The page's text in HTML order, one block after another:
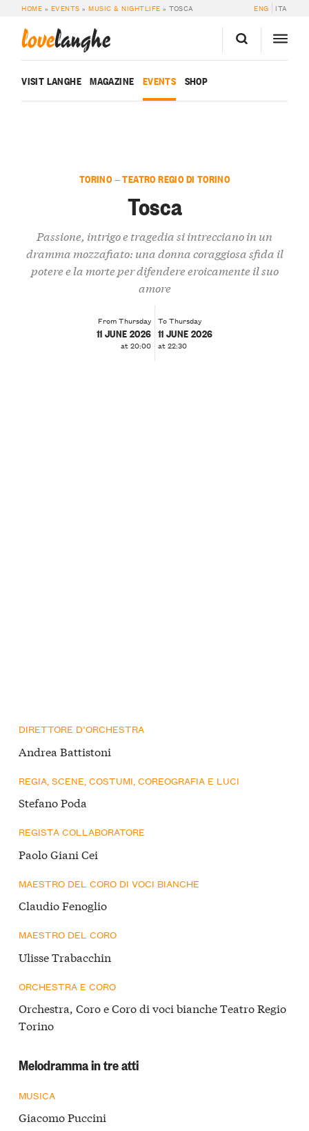
HOME » EVENTS »MUSIC & NIGHTLIFE »TOSCA ENG ITA
lovelanghe
VISIT LANGHE MAGAZINE EVENTS SHOP
TORINO — TEATRO REGIO DI TORINO
Tosca
Passione, intrigo e tragedia si intrecciano in un
dramma mozzafiato: una donna coraggiosa sfida il
potere e la morte per difendere eroicamente il suo
amore
From Thursday
11 JUNE 2026
at 20:00
To Thursday
11 JUNE 2026
at 22:30
DIRETTORE D’ORCHESTRA
Andrea Battistoni
REGIA, SCENE, COSTUMI, COREOGRAFIA E LUCI
Stefano Poda
REGISTA COLLABORATORE
Paolo Giani Cei
MAESTRO DEL CORO DI VOCI BIANCHE
Claudio Fenoglio
MAESTRO DEL CORO
Ulisse Trabacchin
ORCHESTRA E CORO
Orchestra, Coro e Coro di voci bianche Teatro Regio
Torino
Melodramma in tre atti
MUSICA
Giacomo Puccini